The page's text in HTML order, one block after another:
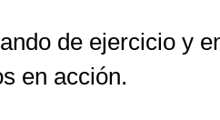
de ejercicio y
en acción.